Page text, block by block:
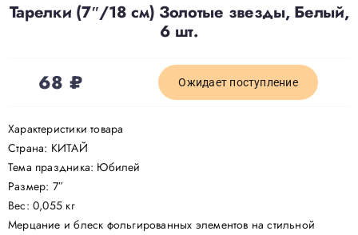
Политика конфиденциальности
Тарелки (7″/18 см) Золотые звезды, Белый,
6 шт.
68 ₽ Ожидает поступление
Характеристики товара
Страна: КИТАЙ
Тема праздника: Юбилей
Размер: 7″
Вес: 0,055 кг
Мерцание и блеск фольгированных элементов на стильной